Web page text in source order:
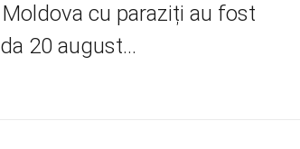
cu paraziți au fost
20 august...